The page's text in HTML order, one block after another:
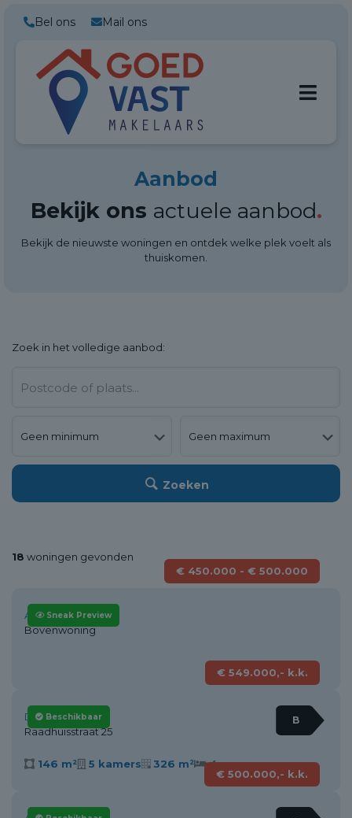
Bel ons Mail ons
Aanbod
Bekijk ons actuele aanbod.
Bekijk de nieuwste woningen en ontdek welke plek voelt als
thuiskomen.
Zoek in het volledige aanbod:
Zoeken
18 woningen gevonden
Sneak Preview
€ 450.000 - € 500.000
Alkmaar
Bovenwoning
B
Beschikbaar
€ 549.000,- k.k.
Dirkshorn
Raadhuisstraat 25
146 m² 5 kamers 326 m² 4
€ 500.000,- k.k.